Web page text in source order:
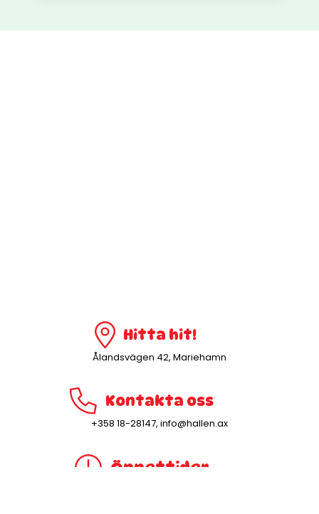
Hitta hit!
Ålandsvägen 42, Mariehamn
Kontakta oss
+358 18-28147, info@hallen.ax
Öppettider